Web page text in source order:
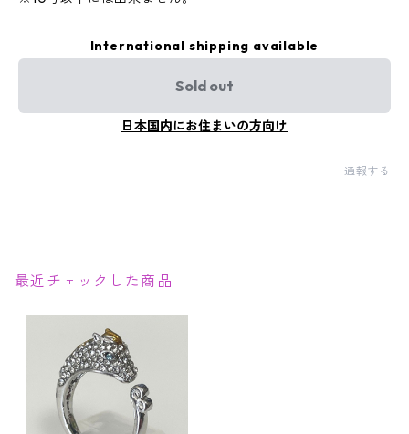
International shipping available
Sold out
日本国内にお住まいの方向け
通報する
最近チェックした商品